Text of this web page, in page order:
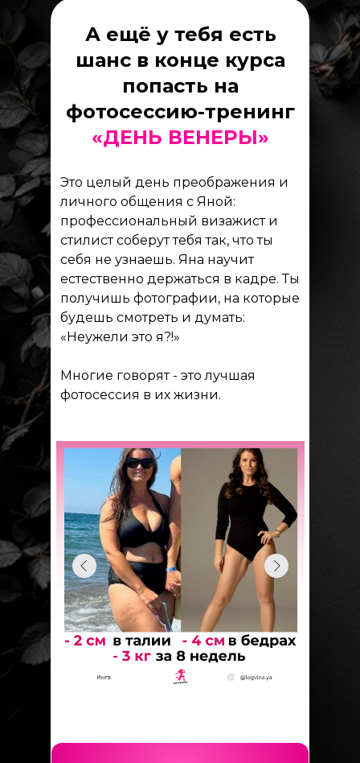
Это целый день преображения и
личного общения с Яной:
профессиональный визажист и
стилист соберут тебя так, что ты
себя не узнаешь. Яна научит
естественно держаться в кадре. Ты
получишь фотографии, на которые
будешь смотреть и думать:
«Неужели это я?!»
Многие говорят - это лучшая
фотосессия в их жизни.
А ещё у тебя есть
шанс в конце курса
попасть на
фотосессию-тренинг
«ДЕНЬ ВЕНЕРЫ»